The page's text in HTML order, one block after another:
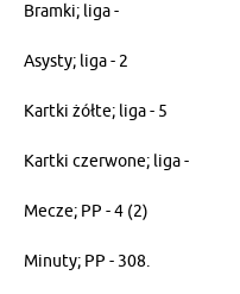
Bramki; liga -
Asysty; liga - 2
Kartki żółte; liga - 5
Kartki czerwone; liga -
Mecze; PP - 4 (2)
Minuty; PP - 308.